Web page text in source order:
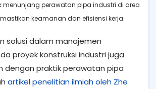
menunjang perawatan pipa industri di area
keamanan dan efisiensi kerja.
solusi dalam manajemen
proyek konstruksi industri juga
dengan praktik perawatan pipa
artikel penelitian ilmiah oleh Zhe